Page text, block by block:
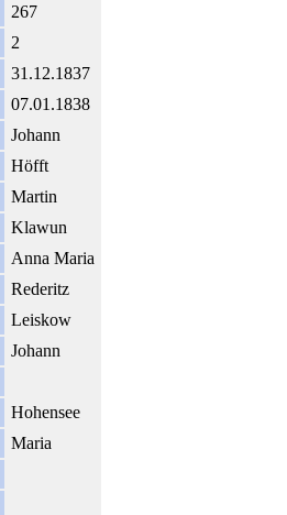
267
2
31.12.1837
07.01.1838
Johann
Höfft
Martin
Klawun
Anna Maria
Rederitz
Leiskow
Johann
Hohensee
Maria